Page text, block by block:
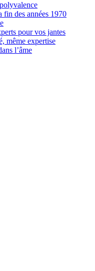
des années 1970
pour vos jantes
même expertise
l’âme